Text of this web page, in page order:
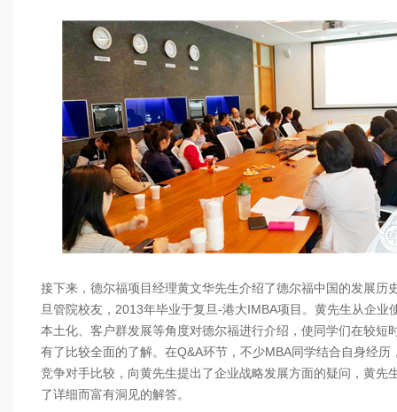
接下来，德尔福项目经理黄文华先生介绍了德尔福中国的发展历
旦管院校友，2013年毕业于复旦-港大IMBA项目。黄先生从企业
本土化、客户群发展等角度对德尔福进行介绍，使同学们在较短
有了比较全面的了解。在Q&A环节，不少MBA同学结合自身经历
竞争对手比较，向黄先生提出了企业战略发展方面的疑问，黄先
了详细而富有洞见的解答。